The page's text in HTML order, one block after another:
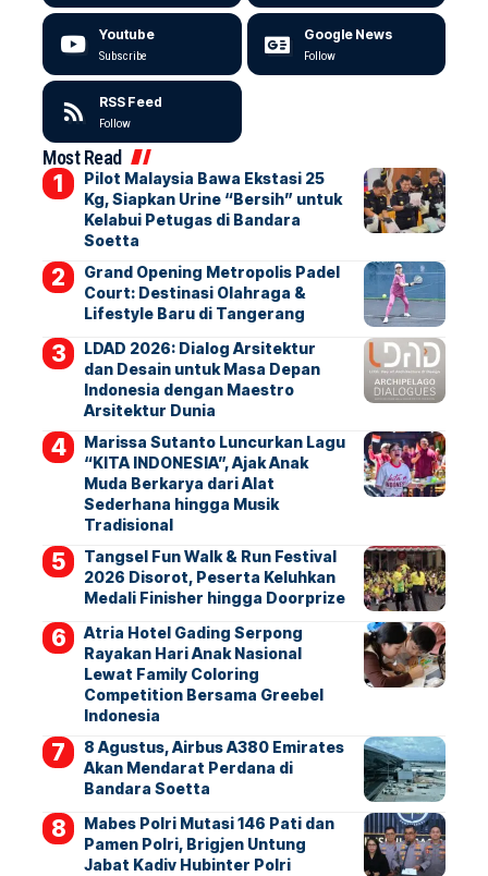
Youtube
Subscribe
Google News
Follow
RSS Feed
Follow
Most Read
Pilot Malaysia Bawa Ekstasi 25
Kg, Siapkan Urine “Bersih” untuk
Kelabui Petugas di Bandara
Soetta
Grand Opening Metropolis Padel
Court: Destinasi Olahraga &
Lifestyle Baru di Tangerang
LDAD 2026: Dialog Arsitektur
dan Desain untuk Masa Depan
Indonesia dengan Maestro
Arsitektur Dunia
Marissa Sutanto Luncurkan Lagu
“KITA INDONESIA”, Ajak Anak
Muda Berkarya dari Alat
Sederhana hingga Musik
Tradisional
Tangsel Fun Walk & Run Festival
2026 Disorot, Peserta Keluhkan
Medali Finisher hingga Doorprize
Atria Hotel Gading Serpong
Rayakan Hari Anak Nasional
Lewat Family Coloring
Competition Bersama Greebel
Indonesia
8 Agustus, Airbus A380 Emirates
Akan Mendarat Perdana di
Bandara Soetta
Mabes Polri Mutasi 146 Pati dan
Pamen Polri, Brigjen Untung
Jabat Kadiv Hubinter Polri